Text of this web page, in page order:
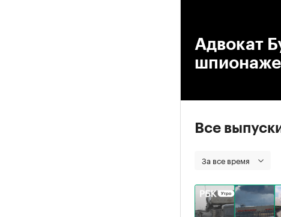
Адвокат
Все
За все время